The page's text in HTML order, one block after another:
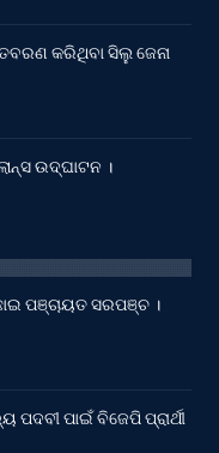
କରିଥିବା ସିଲୁ ଜେନା
ଉଦ୍‌ଘାଟନ ।
ପଞ୍ଚାୟତ ସରପଞ୍ଚ ।
ପାଇଁ ବିଜେପି ପ୍ରାର୍ଥୀ